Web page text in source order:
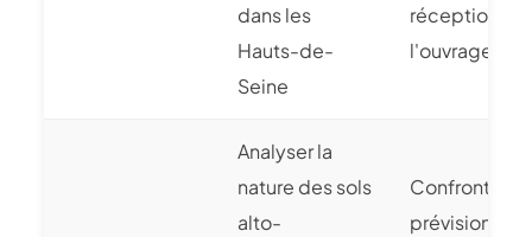
dans les
Hauts-de-
Seine
réception de
l'ouvrage
Analyser la
nature des sols
alto-
Confronter
prévisions